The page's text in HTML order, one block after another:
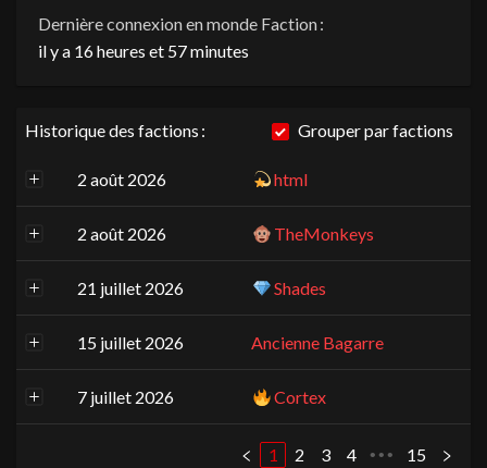
Dernière connexion en monde Faction :
il y a 16 heures et 57 minutes
Historique des factions : Grouper par factions
2 août 2026 html
2 août 2026 TheMonkeys
21 juillet 2026 Shades
15 juillet 2026 Ancienne Bagarre
7 juillet 2026 Cortex
1 2 3 4 ••• 15